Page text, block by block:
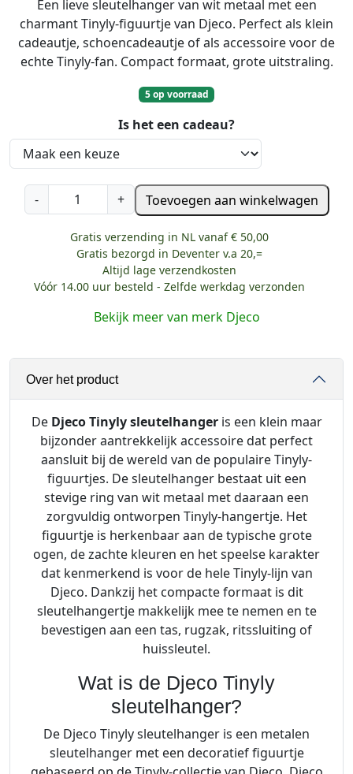
Een lieve sleutelhanger van wit metaal met een
charmant Tinyly-figuurtje van Djeco. Perfect als klein
cadeautje, schoencadeautje of als accessoire voor de
echte Tinyly-fan. Compact formaat, grote uitstraling.
5 op voorraad
Is het een cadeau?
-
j
y
–
+ Toevoegen aan winkelwagen
Gratis verzending in NL vanaf € 50,00
Gratis bezorgd in Deventer v.a 20,=
Altijd lage verzendkosten
Vóór 14.00 uur besteld - Zelfde werkdag verzonden
Bekijk meer van merk Djeco
Over het product
De Djeco Tinyly sleutelhangeris een klein maar
bijzonder aantrekkelijk accessoire dat perfect
aansluit bij de wereld van de populaire Tinyly-
figuurtjes. De sleutelhanger bestaat uit een
stevige ring van wit metaal met daaraan een
zorgvuldig ontworpen Tinyly-hangertje. Het
figuurtje is herkenbaar aan de typische grote
ogen, de zachte kleuren en het speelse karakter
dat kenmerkend is voor de hele Tinyly-lijn van
Djeco. Dankzij het compacte formaat is dit
sleutelhangertje makkelijk mee te nemen en te
bevestigen aan een tas, rugzak, ritssluiting of
huissleutel.
Wat is de Djeco Tinyly
sleutelhanger?
De Djeco Tinyly sleutelhanger is een metalen
sleutelhanger met een decoratief figuurtje